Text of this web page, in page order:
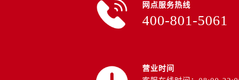
网点服务热线
400-801-5061
营业时间